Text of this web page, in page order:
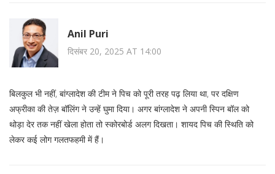
Anil Puri
दिसंबर 20, 2025 AT 14:00
बिलकुल भी नहीं, बांग्लादेश की टीम ने पिच को पूरी तरह पढ़ लिया था, पर दक्षिण
अफ्रीका की तेज़ बॉलिंग ने उन्हें घुमा दिया। अगर बांग्लादेश ने अपनी स्पिन बॉल को
थोड़ा देर तक नहीं खेला होता तो स्कोरबोर्ड अलग दिखता। शायद पिच की स्थिति को
लेकर कई लोग गलतफहमी में हैं।